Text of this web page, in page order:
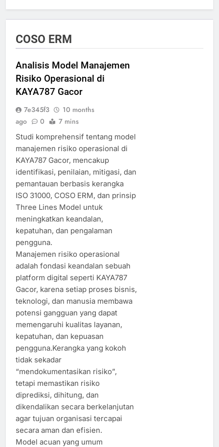
COSO ERM
Analisis Model Manajemen
Risiko Operasional di
KAYA787 Gacor
7e345f3
10 months
ago
0 7 mins
Studi komprehensif tentang model
manajemen risiko operasional di
KAYA787 Gacor, mencakup
identifikasi, penilaian, mitigasi, dan
pemantauan berbasis kerangka
ISO 31000, COSO ERM, dan prinsip
Three Lines Model untuk
meningkatkan keandalan,
kepatuhan, dan pengalaman
pengguna.
Manajemen risiko operasional
adalah fondasi keandalan sebuah
platform digital seperti KAYA787
Gacor, karena setiap proses bisnis,
teknologi, dan manusia membawa
potensi gangguan yang dapat
memengaruhi kualitas layanan,
kepatuhan, dan kepuasan
pengguna.Kerangka yang kokoh
tidak sekadar
“mendokumentasikan risiko”,
tetapi memastikan risiko
diprediksi, dihitung, dan
dikendalikan secara berkelanjutan
agar tujuan organisasi tercapai
secara aman dan efisien.
Model acuan yang umum